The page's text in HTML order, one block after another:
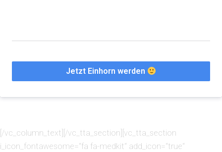
Jetzt Einhorn werden
[/vc_column_text][/vc_tta_section][vc_tta_section
i_icon_fontawesome=“fa fa-medkit“ add_icon=“true“